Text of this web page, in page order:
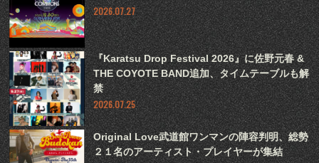
2026.07.27
『Karatsu Drop Festival 2026』に佐野元春 &
THE COYOTE BAND追加、タイムテーブルも解
禁
2026.07.25
Original Love武道館ワンマンの陣容判明、総勢
２１名のアーティスト・プレイヤーが集結